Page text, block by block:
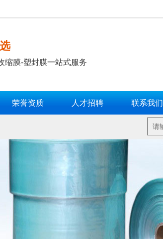
缩膜-塑封膜一站式服务
荣誉资质 人才招聘 联系我们